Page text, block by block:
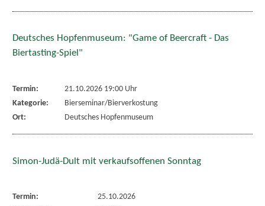
Deutsches Hopfenmuseum: "Game of Beercraft - Das
Biertasting-Spiel"
Termin:
21.10.2026 19:00 Uhr
Kategorie:
Bierseminar/Bierverkostung
Ort:
Deutsches Hopfenmuseum
Simon-Judä-Dult mit verkaufsoffenen Sonntag
Termin:
25.10.2026